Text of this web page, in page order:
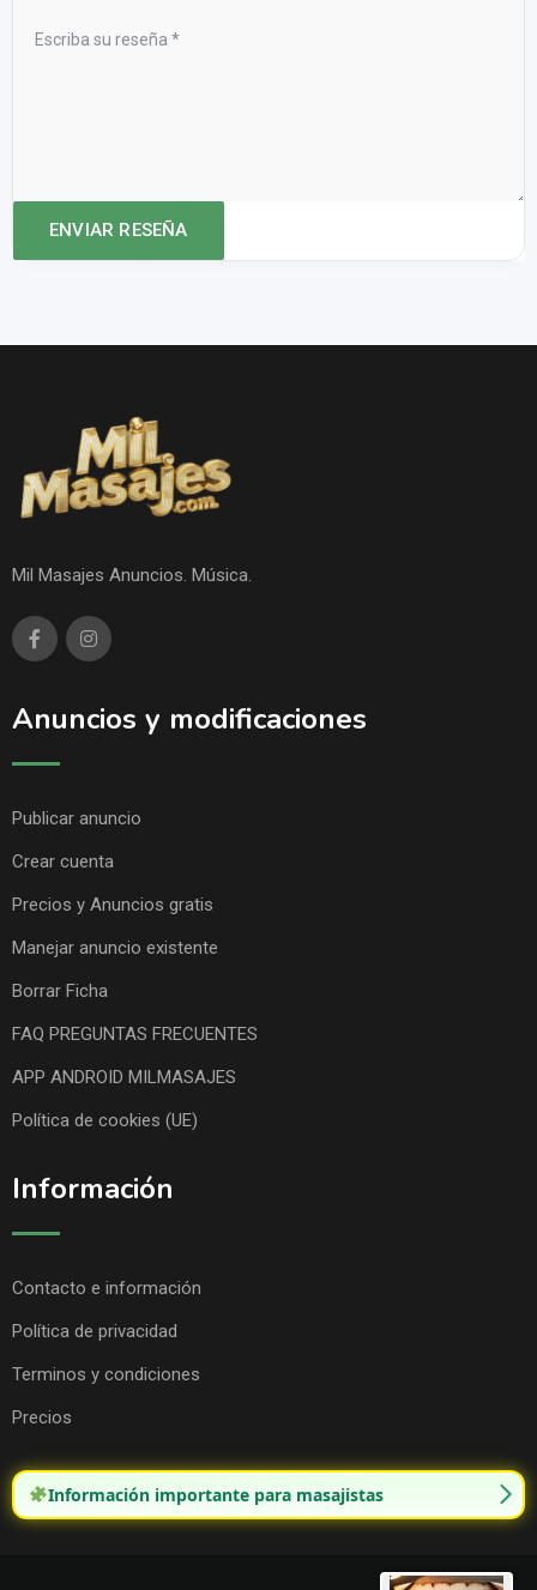
Mil Masajes Anuncios. Música.
Anuncios y modificaciones
Publicar anuncio
Crear cuenta
Precios y Anuncios gratis
Manejar anuncio existente
Borrar Ficha
FAQ PREGUNTAS FRECUENTES
APP ANDROID MILMASAJES
Política de cookies (UE)
Información
Contacto e información
Política de privacidad
Terminos y condiciones
Precios
Información importante para masajistas